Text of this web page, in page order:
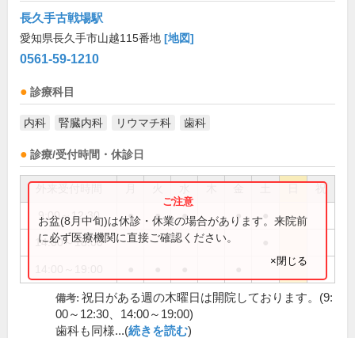
長久手古戦場駅
愛知県長久手市山越115番地 [地図]
0561-59-1210
診療科目
内科 腎臓内科 リウマチ科 歯科
診療/受付時間・休診日
祝
9:00～12:30 ● ● ● ●
14:00～18:00
お盆(8月中旬)は休診・休業の場合があります。来院前
に必ず医療機関に直接ご確認ください。
×閉じる
備考: 祝日がある週の木曜日は開院しております。(9:
00～12:30、14:00～19:00)
歯科も同様...(続きを読む)